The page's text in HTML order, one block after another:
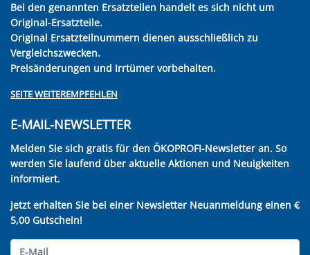
Bei den genannten Ersatzteilen handelt es sich nicht um
Original-Ersatzteile.
Original Ersatzteilnummern dienen ausschließlich zu
Vergleichszwecken.
Preisänderungen und Irrtümer vorbehalten.
SEITE WEITEREMPFEHLEN
E-MAIL-NEWSLETTER
Melden Sie sich gratis für den ÖKOPROFI-Newsletter an. So
werden Sie laufend über aktuelle Aktionen und Neuigkeiten
informiert.
Jetzt erhalten Sie bei einer Newsletter Neuanmeldung einen €
5,00 Gutschein!